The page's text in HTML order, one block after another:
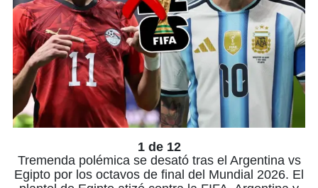
1 de 12
Tremenda polémica se desató tras el Argentina vs
Egipto por los octavos de final del Mundial 2026. El